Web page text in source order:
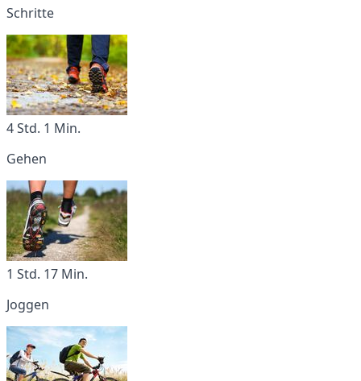
Schritte
4 Std. 1 Min.
Gehen
1 Std. 17 Min.
Joggen